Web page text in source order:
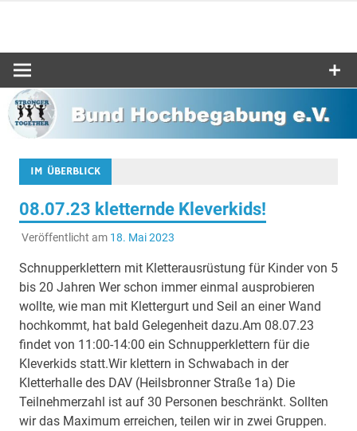
Bund-
e.V.
IM ÜBERBLICK
08.07.23 kletternde Kleverkids!
Veröffentlicht am 18. Mai 2023
Schnupperklettern mit Kletterausrüstung für Kinder von 5
bis 20 Jahren Wer schon immer einmal ausprobieren
wollte, wie man mit Klettergurt und Seil an einer Wand
hochkommt, hat bald Gelegenheit dazu.Am 08.07.23
findet von 11:00-14:00 ein Schnupperklettern für die
Kleverkids statt.Wir klettern in Schwabach in der
Kletterhalle des DAV (Heilsbronner Straße 1a) Die
Teilnehmerzahl ist auf 30 Personen beschränkt. Sollten
wir das Maximum erreichen, teilen wir in zwei Gruppen.